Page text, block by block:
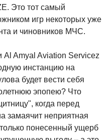
Это тот самый
игр некоторых уже
и чиновников МЧС.
Al Amyal Aviation Servicez
инстанцию на
будет вести себя
эпопею? Что
когда перед
замаячит неприятная
понесенный ущерб